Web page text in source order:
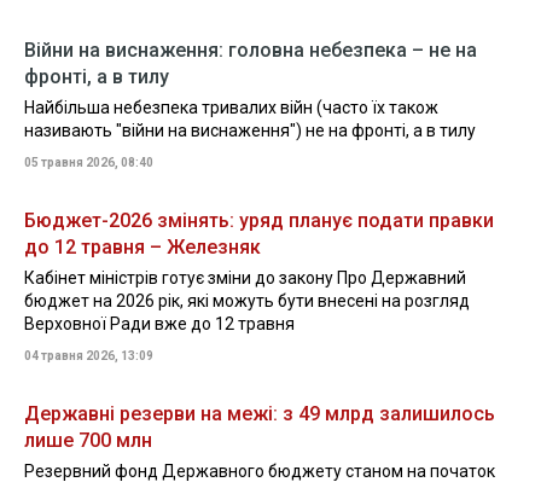
Війни на виснаження: головна небезпека – не на
фронті, а в тилу
Найбільша небезпека тривалих війн (часто їх також
називають "війни на виснаження") не на фронті, а в тилу
05 травня 2026, 08:40
Бюджет-2026 змінять: уряд планує подати правки
до 12 травня – Железняк
Кабінет міністрів готує зміни до закону Про Державний
бюджет на 2026 рік, які можуть бути внесені на розгляд
Верховної Ради вже до 12 травня
04 травня 2026, 13:09
Державні резерви на межі: з 49 млрд залишилось
лише 700 млн
Резервний фонд Державного бюджету станом на початок